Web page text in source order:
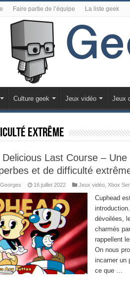
Faire partie de l’équipe La liste geek
Culture geek Jeux vidéo Jeux
extrême
Last Course –
et de difficulté
16 juillet 2022 Jeux vidéo, Xbox
Cuphead
dévoilées,
charmés
rappellent
On nous
incarner un
ce que …